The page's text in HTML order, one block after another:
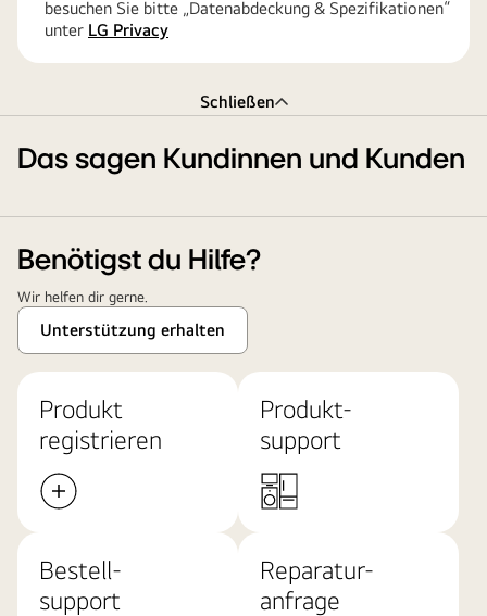
besuchen Sie bitte „Datenabdeckung & Spezifikationen“
unter LG Privacy
Schließen
Das sagen Kundinnen und Kunden
Benötigst du Hilfe?
Wir helfen dir gerne.
Unterstützung erhalten
Produkt
registrieren
Produkt-
support
Bestell-
support
Reparatur-
anfrage